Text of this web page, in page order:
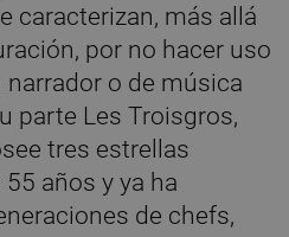
caracterizan, más allá
por no hacer uso
o de música
parte Les Troisgros,
tres estrellas
años y ya ha
de chefs,